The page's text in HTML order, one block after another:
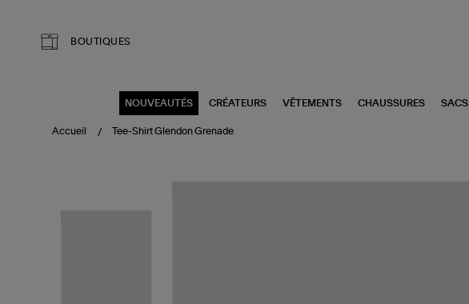
BOUTIQUES
NOUVEAUTÉS CRÉATEURS VÊTEMENTS CHAUSSURES SACS
Accueil Tee-Shirt Glendon Grenade